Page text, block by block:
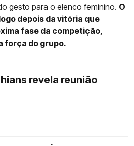
gesto para o elenco feminino. O
depois da vitória que
fase da competição,
força do grupo.
revela reunião